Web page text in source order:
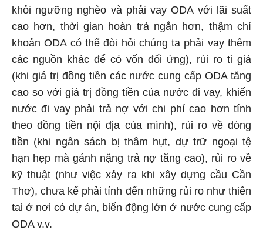
khỏi ngưỡng nghèo và phải vay ODA với lãi suất
cao hơn, thời gian hoàn trả ngắn hơn, thậm chí
khoản ODA có thể đòi hỏi chúng ta phải vay thêm
các nguồn khác để có vốn đối ứng), rủi ro tỉ giá
(khi giá trị đồng tiền các nước cung cấp ODA tăng
cao so với giá trị đồng tiền của nước đi vay, khiến
nước đi vay phải trả nợ với chi phí cao hơn tính
theo đồng tiền nội địa của mình), rủi ro về dòng
tiền (khi ngân sách bị thâm hụt, dự trữ ngoại tệ
hạn hẹp mà gánh nặng trả nợ tăng cao), rủi ro về
kỹ thuật (như việc xảy ra khi xây dựng cầu Cần
Thơ), chưa kể phải tính đến những rủi ro như thiên
tai ở nơi có dự án, biến động lớn ở nước cung cấp
ODA v.v.